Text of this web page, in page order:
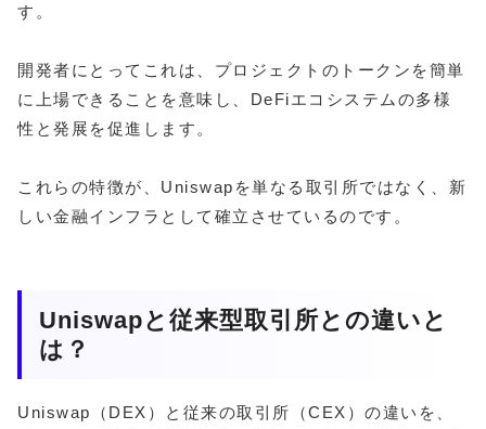
す。
開発者にとってこれは、プロジェクトのトークンを簡単
に上場できることを意味し、DeFiエコシステムの多様
性と発展を促進します。
これらの特徴が、Uniswapを単なる取引所ではなく、新
しい金融インフラとして確立させているのです。
Uniswapと従来型取引所との違いと
は？
Uniswap（DEX）と従来の取引所（CEX）の違いを、